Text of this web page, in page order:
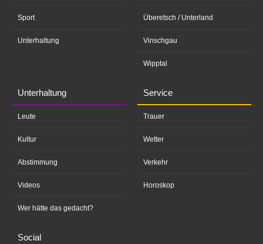
Sport
Unterhaltung
Überetsch / Unterland
Vinschgau
Wipptal
Unterhaltung
Leute
Kultur
Abstimmung
Videos
Wer hätte das gedacht?
Service
Trauer
Wetter
Verkehr
Horoskop
Social